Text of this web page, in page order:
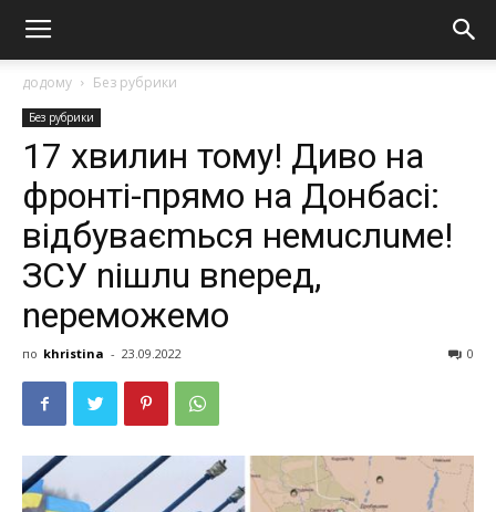
додому Без рубрики
Без рубрики
17 хвилин тому! Диво на
фронті-прямо на Донбасі:
відбуваєmься немuслuме!
ЗСУ nішлu вnеред,
nереможемо
по khristina - 23.09.2022 0